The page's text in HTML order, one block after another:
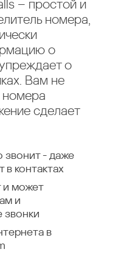
– простой и
номера,
о
о
Вам не
номера
сделает
звонит - даже
в контактах
и может
и
в